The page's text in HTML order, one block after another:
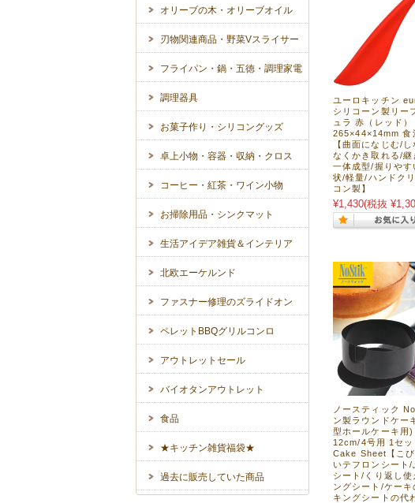
ユーロキッチン
シリコーン製リー
ュラ 赤（レッド）
265×44×14mm 食
【曲面になじむ/
なくかき取れる/継
一体成型/握りやす
状/軽量/ハンドク
コン製】
¥1,430(税抜
ノースティック
ン製ラウンドケー
型ホールケーキ用)
12cm/4号用 1セ
Cake Sheet【こび
いテフロンシート/
シート/くり返し使
ングシート/ケーキ
キングシートの代
オリーブの木・オリーブオイル
刃物関連商品・野菜Vスライサー
フライパン・鍋・五徳・調理家電
調理器具
お菓子作り・シリコングッズ
卓上小物・容器・収納・クロス
コーヒー・紅茶・ワイン小物
お掃除用品・シンクマット
生活アイデア雑貨＆インテリア
北欧エーケルンド
ファスナー修理のズライドオン
ペレットBBQグリルコンロ
アウトレットセール
バイオタンアウトレット
食品
★キッチン雑貨福袋★
過去に販売していた商品